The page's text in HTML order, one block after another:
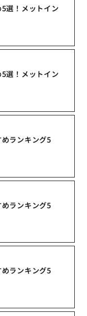
選！メットイン
選！メットイン
ランキング5
ランキング5
ランキング5